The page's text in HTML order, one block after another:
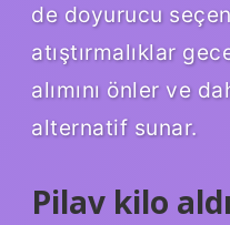
de doyurucu
atıştırmalıklar
alımını önler ve
alternatif sunar.
Pilav kilo